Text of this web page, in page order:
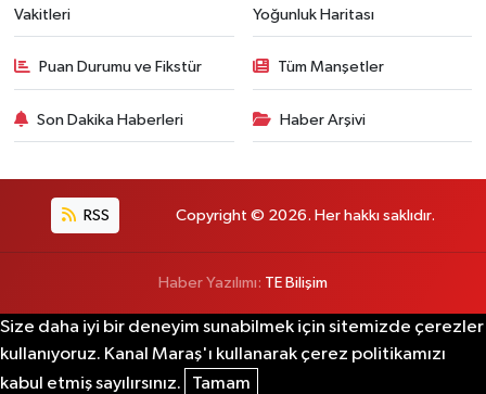
Vakitleri
Yoğunluk Haritası
Puan Durumu ve Fikstür Tüm Manşetler
Son Dakika Haberleri Haber Arşivi
RSS Copyright © 2026. Her hakkı saklıdır.
Haber Yazılımı: TE Bilişim
Size daha iyi bir deneyim sunabilmek için sitemizde çerezler
kullanıyoruz. Kanal Maraş'ı kullanarak çerez politikamızı
kabul etmiş sayılırsınız.
Tamam